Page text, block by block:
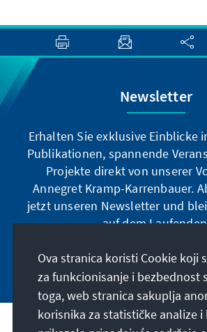
Newsletter
Erhalten Sie exklusive Einblicke
Publikationen, spannende
Projekte direkt von unserer
Annegret Kramp-Karrenbauer.
jetzt unseren Newsletter und
auf dem
Jetzt abonnieren
Ova stranica koristi Cookie koji
za funkcionisanje i bezbednost
toga, web stranica sakuplja
korisnika za statističke analize i